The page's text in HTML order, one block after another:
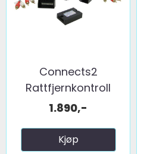
Connects2
Rattfjernkontroll
interface ...
1.890,-
Kjøp